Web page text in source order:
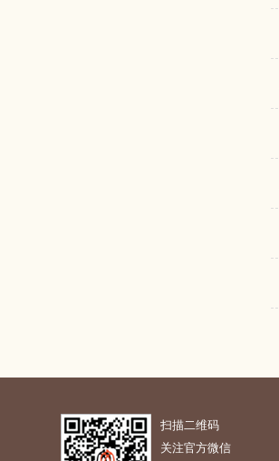
扫描二维码
关注官方微信